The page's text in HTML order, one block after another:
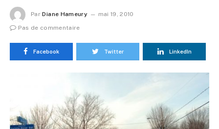
Par Diane Hameury
mai 19, 2010
Pas de commentaire
Facebook Twitter LinkedIn